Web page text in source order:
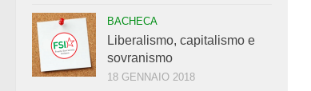
BACHECA
Liberalismo, capitalismo e
sovranismo
18 GENNAIO 2018